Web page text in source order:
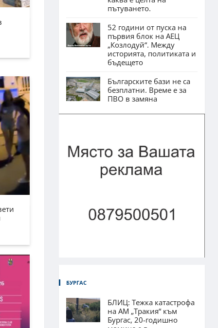
пътуването.
52 години от пуска на
първия блок на АЕЦ
„Козлодуй“. Между
историята, политиката и
бъдещето
Българските бази не са
безплатни. Време е за
ПВО в замяна
БУРГАС
БЛИЦ: Тежка катастрофа
на АМ „Тракия“ към
Бургас, 20-годишно